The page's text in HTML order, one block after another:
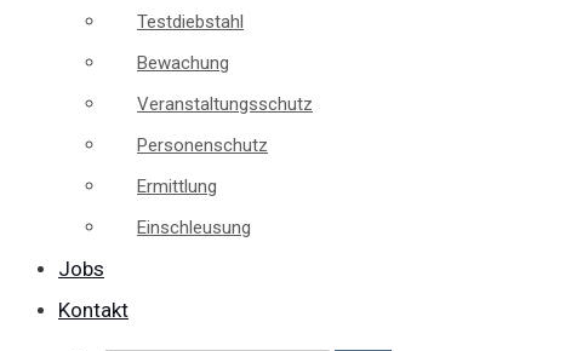
Testdiebstahl
Bewachung
Veranstaltungsschutz
Personenschutz
Ermittlung
Einschleusung
Jobs
Kontakt